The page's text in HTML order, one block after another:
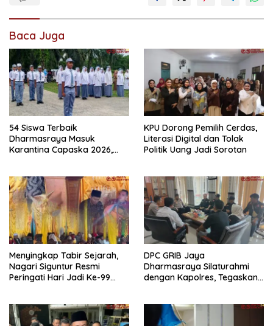
Baca Juga
54 Siswa Terbaik
Dharmasraya Masuk
Karantina Capaska 2026,
KPU Dorong Pemilih Cerdas,
Literasi Digital dan Tolak
Politik Uang Jadi Sorotan
Menyingkap Tabir Sejarah,
Nagari Siguntur Resmi
Peringati Hari Jadi Ke-99
DPC GRIB Jaya
Dharmasraya Silaturahmi
dengan Kapolres, Tegaskan